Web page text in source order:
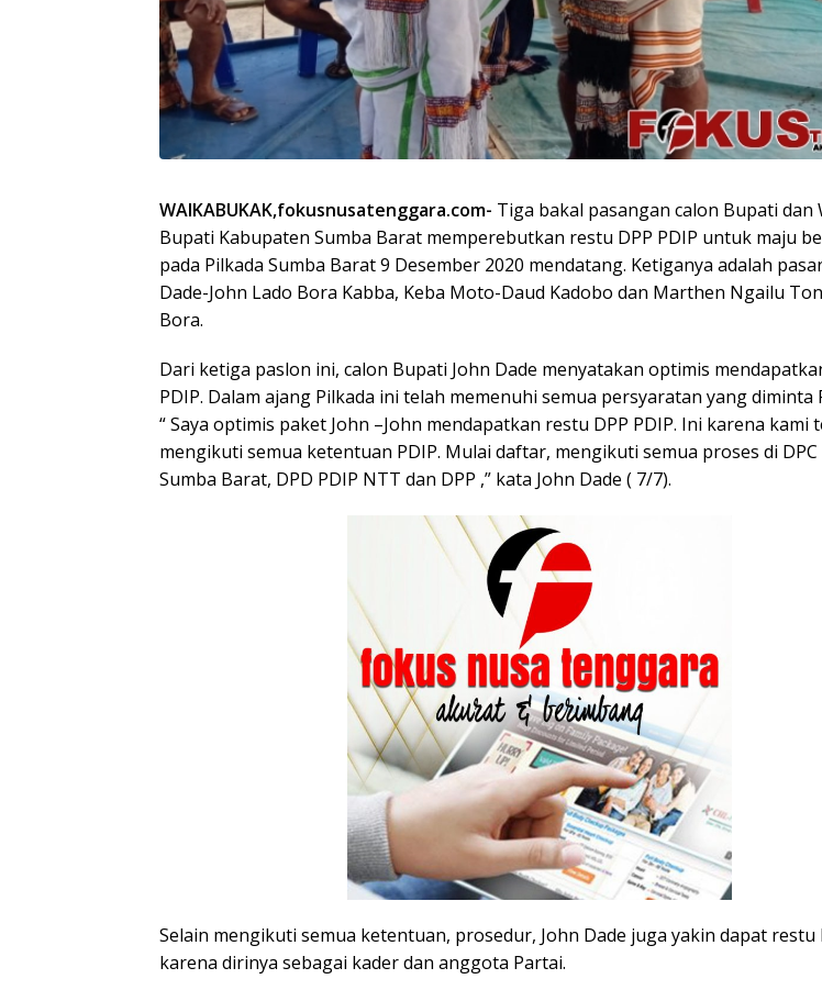
WAIKABUKAK,fokusnusatenggara.com- Tiga bakal pasangan calon Bupati dan
Bupati Kabupaten Sumba Barat memperebutkan restu DPP PDIP untuk maju
pada Pilkada Sumba Barat 9 Desember 2020 mendatang. Ketiganya adalah
Dade-John Lado Bora Kabba, Keba Moto-Daud Kadobo dan Marthen Ngailu
Bora.
Dari ketiga paslon ini, calon Bupati John Dade menyatakan optimis
PDIP. Dalam ajang Pilkada ini telah memenuhi semua persyaratan yang diminta
“ Saya optimis paket John –John mendapatkan restu DPP PDIP. Ini karena kami
mengikuti semua ketentuan PDIP. Mulai daftar, mengikuti semua proses di DPC
Sumba Barat, DPD PDIP NTT dan DPP ,” kata John Dade ( 7/7).
Selain mengikuti semua ketentuan, prosedur, John Dade juga yakin dapat restu
karena dirinya sebagai kader dan anggota Partai.